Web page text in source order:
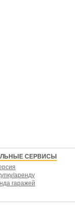
СЕРВИСЫ
аренду
гаражей